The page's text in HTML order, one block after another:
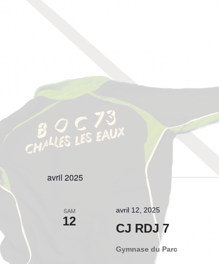
avril 2025
SAM
12
CJ RDJ 7
avril 12, 2025
Gymnase du Parc